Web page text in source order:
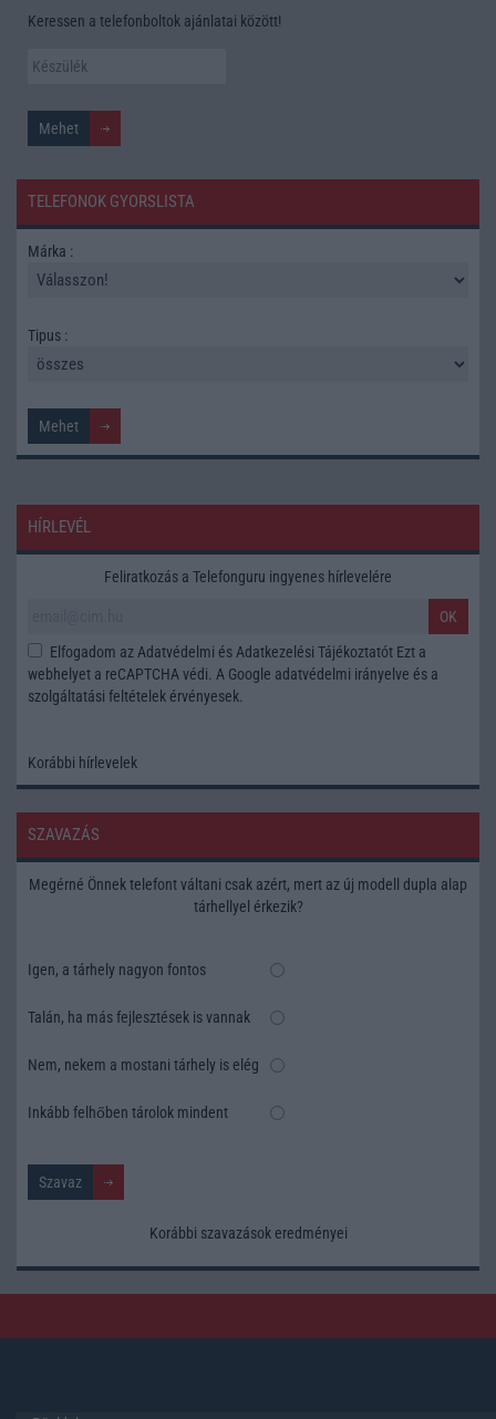
Keressen a telefonboltok ajánlatai között!
TELEFONOK GYORSLISTA
Márka :
Tipus :
HÍRLEVÉL
Feliratkozás a Telefonguru ingyenes hírlevelére
OK
Elfogadom az Adatvédelmi és Adatkezelési Tájékoztatót Ezt a
webhelyet a reCAPTCHA védi. A Google adatvédelmi irányelve és a
szolgáltatási feltételek érvényesek.
Korábbi hírlevelek
SZAVAZÁS
Megérné Önnek telefont váltani csak azért, mert az új modell dupla alap
tárhellyel érkezik?
Igen, a tárhely nagyon fontos
Talán, ha más fejlesztések is vannak
Nem, nekem a mostani tárhely is elég
Inkább felhőben tárolok mindent
Korábbi szavazások eredményei